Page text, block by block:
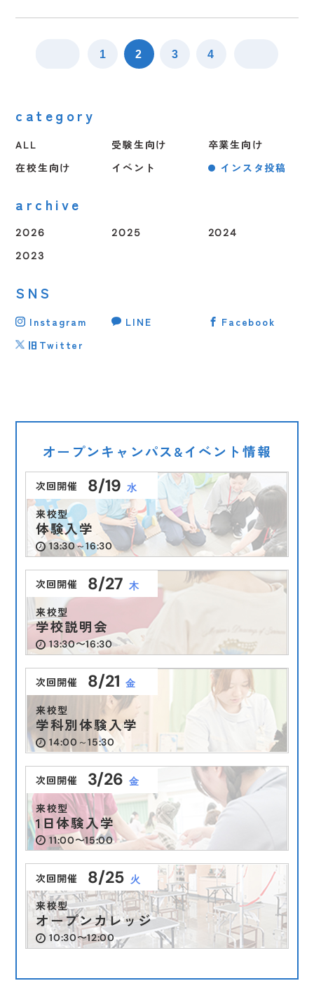
category
ALL 受験生向け
卒業生向け
在校生向け
イベント インスタ投稿
archive
2026 2025
2024
2023
SNS
Instagram LINE
Facebook
旧Twitter
1 2 3 4
オープンキャンパス&イベント情報
次回開催 8/19 水
来校型
体験入学
13:30～16:30
次回開催 8/27 木
来校型
学校説明会
13:30〜16:30
次回開催 8/21 金
来校型
学科別体験入学
14:00～15:30
次回開催 3/26 金
来校型
1日体験入学
11:00〜15:00
次回開催 8/25 火
来校型
オープンカレッジ
10:30〜12:00